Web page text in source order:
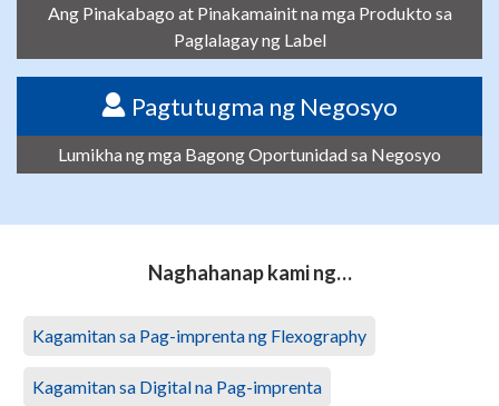
Ang Pinakabago at Pinakamainit na mga Produkto sa
Paglalagay ng Label
Pagtutugma ng Negosyo
Lumikha ng mga Bagong Oportunidad sa Negosyo
Naghahanap kami ng…
Kagamitan sa Pag-imprenta ng Flexography
Kagamitan sa Digital na Pag-imprenta